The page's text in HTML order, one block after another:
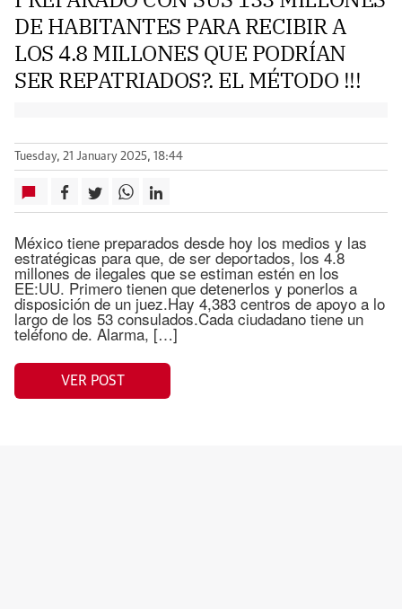
DE HABITANTES PARA RECIBIR A
LOS 4.8 MILLONES QUE PODRÍAN
SER REPATRIADOS?. EL MÉTODO !!!
Tuesday, 21 January 2025, 18:44
México tiene preparados desde hoy los medios y las
estratégicas para que, de ser deportados, los 4.8
millones de ilegales que se estiman estén en los
EE:UU. Primero tienen que detenerlos y ponerlos a
disposición de un juez.Hay 4,383 centros de apoyo a lo
largo de los 53 consulados.Cada ciudadano tiene un
teléfono de. Alarma, […]
VER POST